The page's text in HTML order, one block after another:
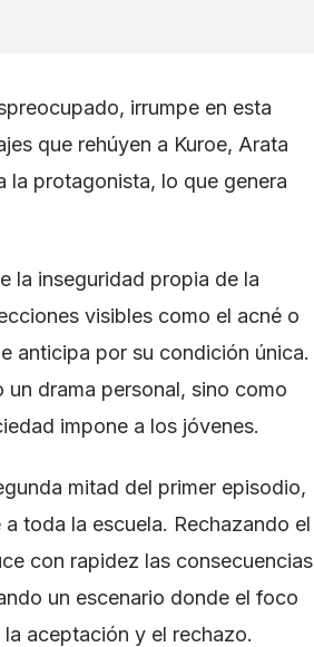
irrumpe en esta
que rehúyen a Kuroe, Arata
la protagonista, lo que genera
la inseguridad propia de la
visibles como el acné o
anticipa por su condición única.
drama personal, sino como
impone a los jóvenes.
mitad del primer episodio,
toda la escuela. Rechazando el
con rapidez las consecuencias
un escenario donde el foco
aceptación y el rechazo.